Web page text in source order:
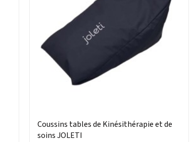
Coussins tables de Kinésithérapie et de
soins JOLETI